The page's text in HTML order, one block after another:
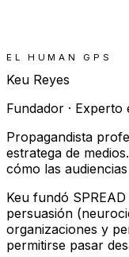
EL HUMAN GPS
Keu Reyes
Fundador ·
Propagandista
estratega de
cómo las
Keu fundó
persuasión
organizaciones y
permitirse pasar